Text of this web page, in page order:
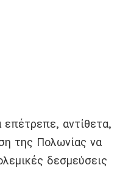
αντίθετα,
της Πολωνίας να
δεσμεύσεις